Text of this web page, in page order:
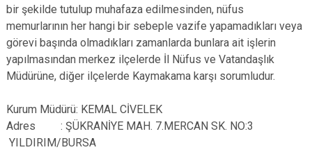
bir şekilde tutulup muhafaza edilmesinden, nüfus
memurlarının her hangi bir sebeple vazife yapamadıkları veya
görevi başında olmadıkları zamanlarda bunlara ait işlerin
yapılmasından merkez ilçelerde İl Nüfus ve Vatandaşlık
Müdürüne, diğer ilçelerde Kaymakama karşı sorumludur.
Kurum Müdürü: KEMAL CİVELEK
Adres : ŞÜKRANİYE MAH. 7.MERCAN SK. NO:3
YILDIRIM/BURSA